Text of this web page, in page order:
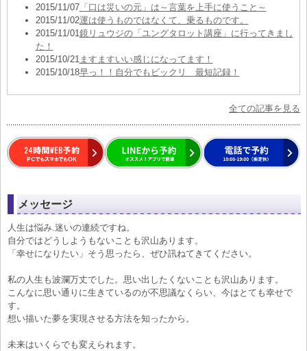
2015/11/07「口は災いの元」は～言葉を上手に使うこと～
2015/11/02運は使うものではなくて、乗るものです。
2015/11/01鏡リュウジの「ユングタロット講座」に行ってきまし
た！
2015/10/21 ますますいい感じになってます！
2015/10/18早っ！！自分でもビックリ 最短記録！
全ての記事を見る
メッセージ
人生は悩み.迷いの連続ですね。
自分ではどうしようもないことも沢山あります。
「幸せになりたい」そう思ったら、ぜひ訊ねてきてください。
私の人生も波瀾万丈でした。思い出したくないことも沢山あります。
こんなに思い通りに生きているのが不思議なくらい、今はとても幸せで
す。
想い描いた夢を実現させる方法を知ったから。
未来はいくらでも変えられます。